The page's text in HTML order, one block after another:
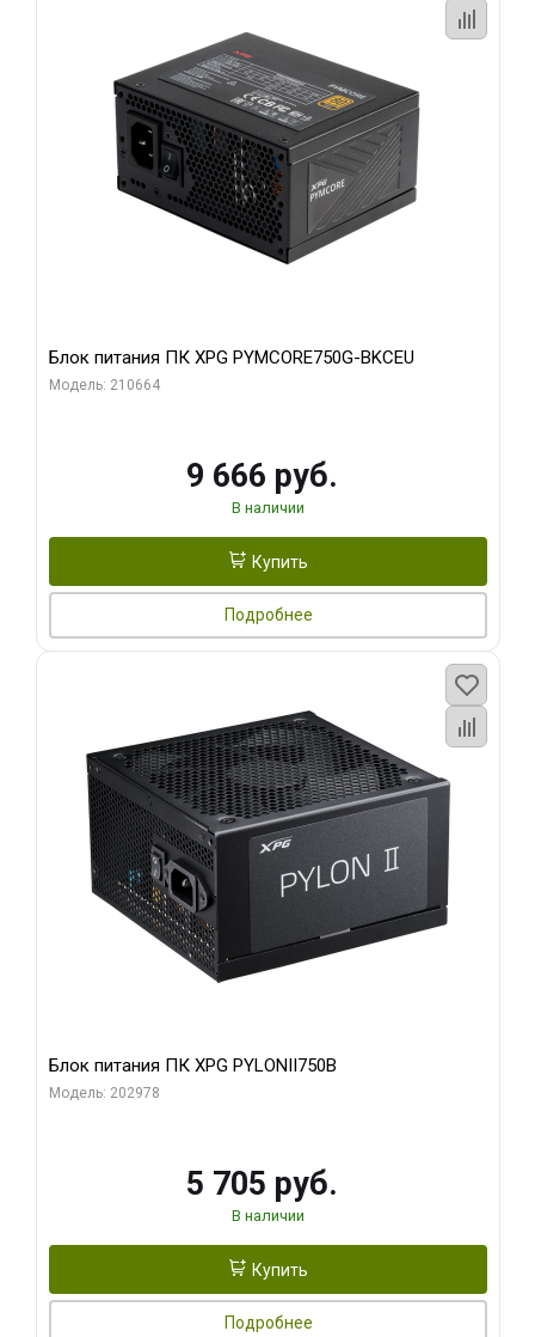
Блок питания ПК XPG PYMCORE750G-BKCEU
Модель: 210664
9 666 руб.
В наличии
Купить
Подробнее
Блок питания ПК XPG PYLONII750B
Модель: 202978
5 705 руб.
В наличии
Купить
Подробнее